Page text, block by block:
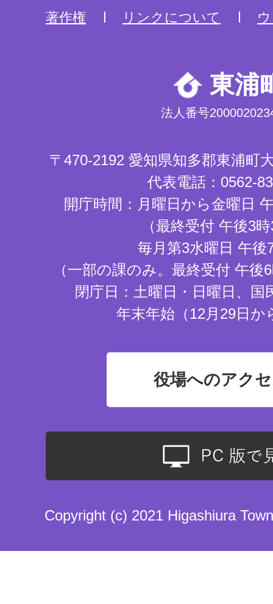
著作権
リンクについて
東浦
法人番号
〒470-2192 愛知県知多郡東浦町
代表電話：0562-
開庁時間：月曜日から金曜日
（最終受付 午後3
毎月第3水曜日 午後
（一部の課のみ。最終受付 午
閉庁日：土曜日・日曜日、国
年末年始（12月29日か
役場へのアク
Copyright (c) 2021 Higashiura